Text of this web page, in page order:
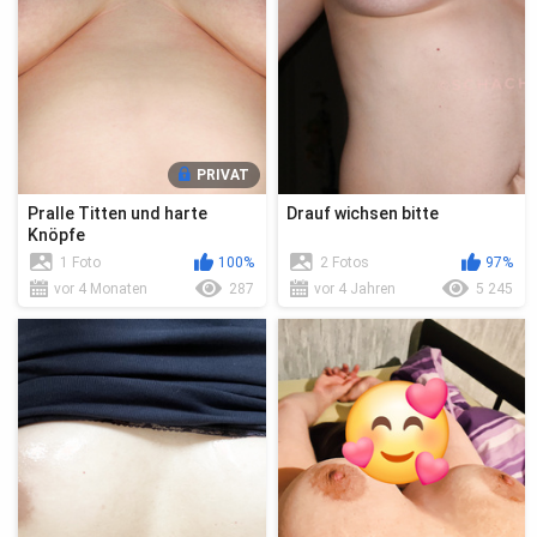
PRIVAT
Pralle Titten und harte
Knöpfe
1 Foto
100%
vor 4 Monaten
287
Drauf wichsen bitte
2 Fotos
97%
vor 4 Jahren
5 245